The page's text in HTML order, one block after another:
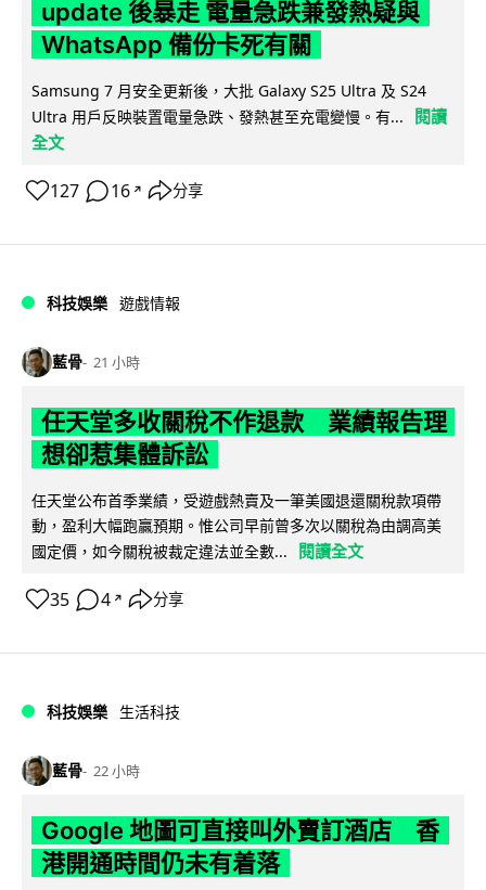
update 後暴走 電量急跌兼發熱疑與
WhatsApp 備份卡死有關
Samsung 7 月安全更新後，大批 Galaxy S25 Ultra 及 S24
Ultra 用戶反映裝置電量急跌、發熱甚至充電變慢。有...
閱讀
全文
127 16 ↗ 分享
科技娛樂 遊戲情報
藍骨 21 小時
任天堂多收關稅不作退款 業績報告理
想卻惹集體訴訟
任天堂公布首季業績，受遊戲熱賣及一筆美國退還關稅款項帶
動，盈利大幅跑贏預期。惟公司早前曾多次以關稅為由調高美
國定價，如今關稅被裁定違法並全數...
閱讀全文
35 4 ↗ 分享
科技娛樂 生活科技
藍骨 22 小時
Google 地圖可直接叫外賣訂酒店 香
港開通時間仍未有着落